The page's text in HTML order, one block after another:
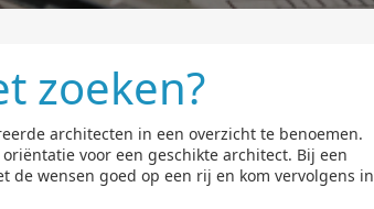
zoeken?
architecten in een overzicht te benoemen.
voor een geschikte architect. Bij een
de wensen goed op een rij en kom vervolgens in